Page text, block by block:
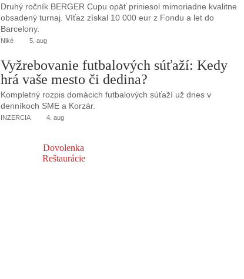
Druhý ročník BERGER Cupu opäť priniesol mimoriadne kvalitne
obsadený turnaj. Víťaz získal 10 000 eur z Fondu a let do
Barcelony.
Niké 5. aug
Vyžrebovanie futbalových súťaží: Kedy
hrá vaše mesto či dedina?
Kompletný rozpis domácich futbalových súťaží už dnes v
denníkoch SME a Korzár.
INZERCIA 4. aug
Dovolenka
Reštaurácie